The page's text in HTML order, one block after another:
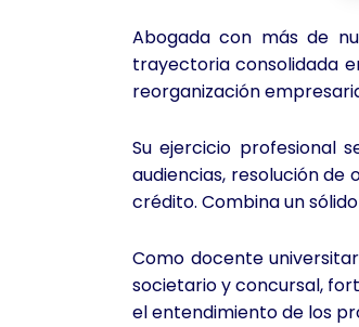
Abogada con más de
trayectoria consolidada
reorganización
Su ejercicio profesional
audiencias, resolución
crédito. Combina un
Como docente
societario y concursal,
el entendimiento de los